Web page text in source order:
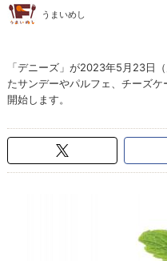
うまいめし
「デニーズ」が2023年5月23日
たサンデーやパルフェ、チーズ
開始します。